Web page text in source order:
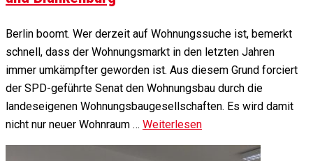
Berlin boomt. Wer derzeit auf Wohnungssuche ist, bemerkt
schnell, dass der Wohnungsmarkt in den letzten Jahren
immer umkämpfter geworden ist. Aus diesem Grund forciert
der SPD-geführte Senat den Wohnungsbau durch die
landeseigenen Wohnungsbaugesellschaften. Es wird damit
nicht nur neuer Wohnraum … Weiterlesen